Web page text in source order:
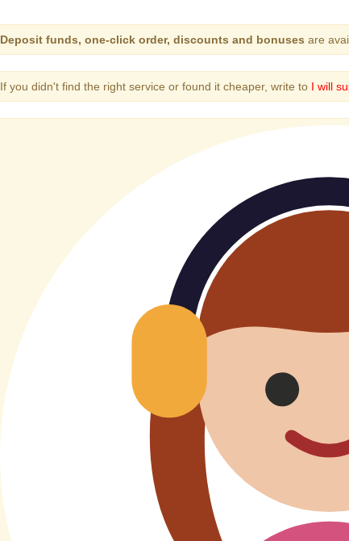
Deposit funds, one-click order, discounts and bonuses are
If you didn't find the right service or found it cheaper, write to I will